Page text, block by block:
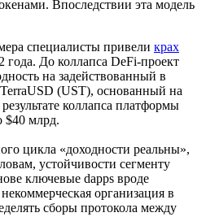
Впоследствии эта модель
специалисты привели крах
года. До коллапса DeFi-проект
на задействованный в
TerraUSD (UST), основанный на
коллапса платформы
$40 млрд.
цикла «доходности реальны»,
устойчивости сегменту
ключевые dapps вроде
некоммерческая организация в
сборы протокола между